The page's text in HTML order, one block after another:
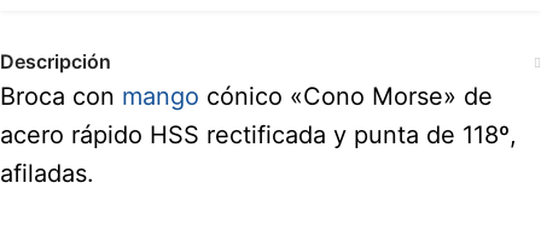
Descripción
Broca con mango cónico «Cono Morse» de
acero rápido HSS rectificada y punta de 118º,
afiladas.